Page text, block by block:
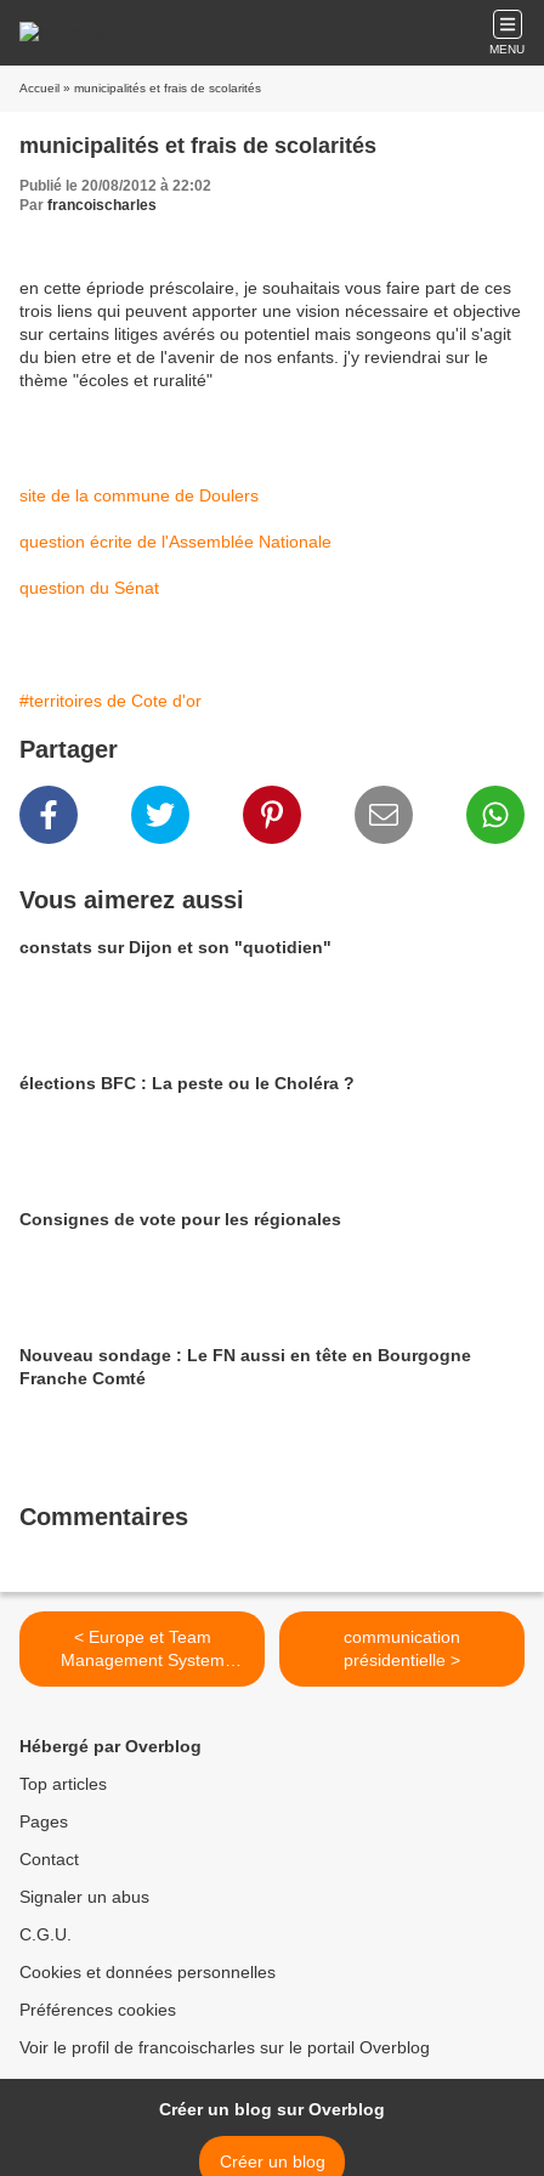
MENU
Accueil » municipalités et frais de scolarités
municipalités et frais de scolarités
Publié le 20/08/2012 à 22:02
Par francoischarles
en cette épriode préscolaire, je souhaitais vous faire part de ces
trois liens qui peuvent apporter une vision nécessaire et objective
sur certains litiges avérés ou potentiel mais songeons qu'il s'agit
du bien etre et de l'avenir de nos enfants. j'y reviendrai sur le
thème "écoles et ruralité"
site de la commune de Doulers
question écrite de l'Assemblée Nationale
question du Sénat
#territoires de Cote d'or
Partager
Vous aimerez aussi
constats sur Dijon et son "quotidien"
élections BFC : La peste ou le Choléra ?
Consignes de vote pour les régionales
Nouveau sondage : Le FN aussi en tête en Bourgogne
Franche Comté
Commentaires
< Europe et Team
Management System
(TMS)
communication
présidentielle >
Hébergé par Overblog
Top articles
Pages
Contact
Signaler un abus
C.G.U.
Cookies et données personnelles
Préférences cookies
Voir le profil de francoischarles sur le portail Overblog
Créer un blog sur Overblog
Créer un blog